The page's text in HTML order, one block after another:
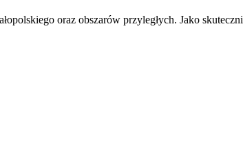
oraz obszarów przyległych. Jako skuteczni